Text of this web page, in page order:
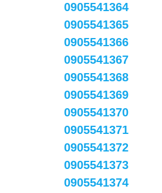
0905541364
0905541365
0905541366
0905541367
0905541368
0905541369
0905541370
0905541371
0905541372
0905541373
0905541374